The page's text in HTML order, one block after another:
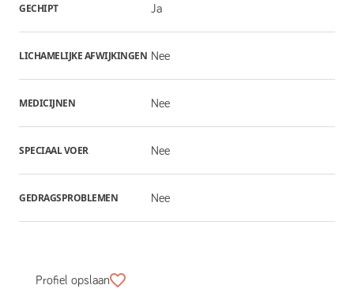
GECHIPT Ja
LICHAMELIJKE AFWIJKINGEN Nee
MEDICIJNEN Nee
SPECIAAL VOER Nee
GEDRAGSPROBLEMEN Nee
Profiel opslaan